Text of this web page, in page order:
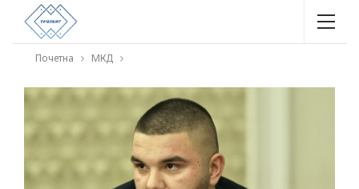
Почетна МКД